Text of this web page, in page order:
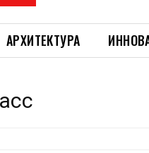
АРХИТЕКТУРА